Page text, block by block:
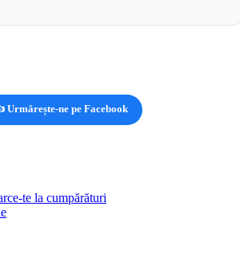
Urmărește-ne pe Facebook
te la cumpărături